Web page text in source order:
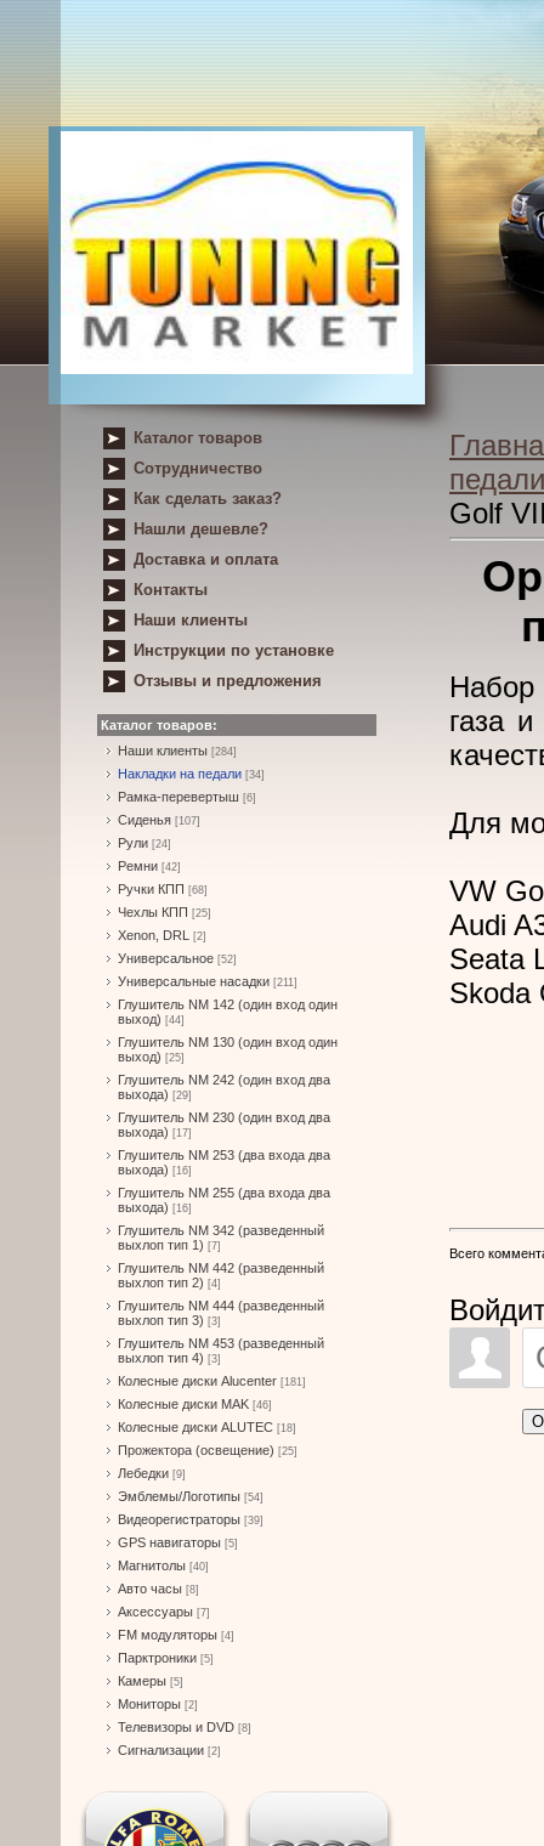
Каталог товаров
Сотрудничество
Как сделать заказ?
Нашли дешевле?
Доставка и оплата
Контакты
Наши клиенты
Инструкции по установке
Отзывы и предложения
Каталог товаров:
Наши клиенты [284]
Накладки на педали [34]
Рамка-перевертыш [6]
Сиденья [107]
Рули [24]
Ремни [42]
Ручки КПП [68]
Чехлы КПП [25]
Xenon, DRL [2]
Универсальное [52]
Универсальные насадки [211]
Глушитель NM 142 (один вход один
выход) [44]
Глушитель NM 130 (один вход один
выход) [25]
Глушитель NM 242 (один вход два
выхода) [29]
Глушитель NM 230 (один вход два
выхода) [17]
Глушитель NM 253 (два входа два
выхода) [16]
Глушитель NM 255 (два входа два
выхода) [16]
Глушитель NM 342 (разведенный
выхлоп тип 1) [7]
Глушитель NM 442 (разведенный
выхлоп тип 2) [4]
Глушитель NM 444 (разведенный
выхлоп тип 3) [3]
Глушитель NM 453 (разведенный
выхлоп тип 4) [3]
Колесные диски Alucenter [181]
Колесные диски MAK [46]
Колесные диски ALUTEC [18]
Прожектора (освещение) [25]
Лебедки [9]
Эмблемы/Логотипы [54]
Видеорегистраторы [39]
GPS навигаторы [5]
Магнитолы [40]
Авто часы [8]
Аксессуары [7]
FM модуляторы [4]
Парктроники [5]
Камеры [5]
Мониторы [2]
Телевизоры и DVD [8]
Сигнализации [2]
педали
Golf
Набор
газа
Для
VW
Audi
Seata
Skoda
Всего